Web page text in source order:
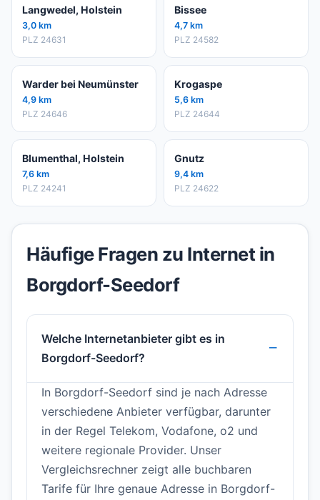
Langwedel, Holstein
3,0 km
PLZ 24631
Bissee
4,7 km
PLZ 24582
Warder bei Neumünster
4,9 km
PLZ 24646
Krogaspe
5,6 km
PLZ 24644
Blumenthal, Holstein
7,6 km
PLZ 24241
Gnutz
9,4 km
PLZ 24622
Häufige Fragen zu Internet in
Borgdorf-Seedorf
Welche Internetanbieter gibt es in
Borgdorf-Seedorf?
In Borgdorf-Seedorf sind je nach Adresse
verschiedene Anbieter verfügbar, darunter
in der Regel Telekom, Vodafone, o2 und
weitere regionale Provider. Unser
Vergleichsrechner zeigt alle buchbaren
Tarife für Ihre genaue Adresse in Borgdorf-